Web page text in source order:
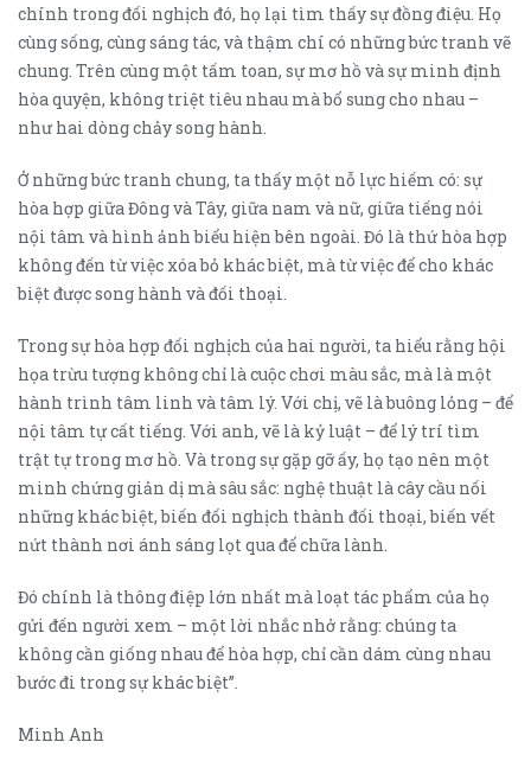
chính trong đối nghịch đó, họ lại tìm thấy sự đồng điệu. Họ
cùng sống, cùng sáng tác, và thậm chí có những bức tranh vẽ
chung. Trên cùng một tấm toan, sự mơ hồ và sự minh định
hòa quyện, không triệt tiêu nhau mà bổ sung cho nhau –
như hai dòng chảy song hành.
Ở những bức tranh chung, ta thấy một nỗ lực hiếm có: sự
hòa hợp giữa Đông và Tây, giữa nam và nữ, giữa tiếng nói
nội tâm và hình ảnh biểu hiện bên ngoài. Đó là thứ hòa hợp
không đến từ việc xóa bỏ khác biệt, mà từ việc để cho khác
biệt được song hành và đối thoại.
Trong sự hòa hợp đối nghịch của hai người, ta hiểu rằng hội
họa trừu tượng không chỉ là cuộc chơi màu sắc, mà là một
hành trình tâm linh và tâm lý. Với chị, vẽ là buông lỏng – để
nội tâm tự cất tiếng. Với anh, vẽ là kỷ luật – để lý trí tìm
trật tự trong mơ hồ. Và trong sự gặp gỡ ấy, họ tạo nên một
minh chứng giản dị mà sâu sắc: nghệ thuật là cây cầu nối
những khác biệt, biến đối nghịch thành đối thoại, biến vết
nứt thành nơi ánh sáng lọt qua để chữa lành.
Đó chính là thông điệp lớn nhất mà loạt tác phẩm của họ
gửi đến người xem – một lời nhắc nhở rằng: chúng ta
không cần giống nhau để hòa hợp, chỉ cần dám cùng nhau
bước đi trong sự khác biệt”.
Minh Anh